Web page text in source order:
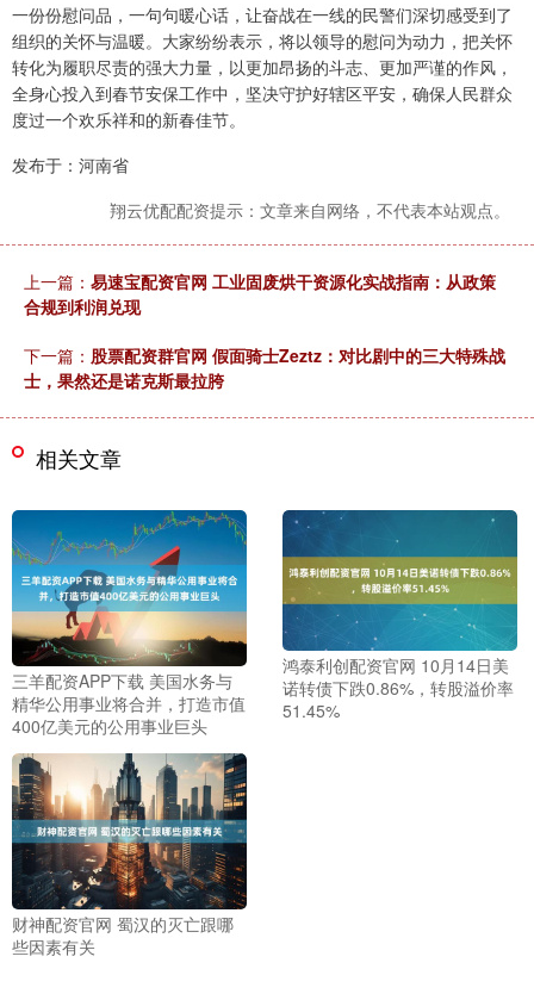
一份份慰问品，一句句暖心话，让奋战在一线的民警们深切感受到了
组织的关怀与温暖。大家纷纷表示，将以领导的慰问为动力，把关怀
转化为履职尽责的强大力量，以更加昂扬的斗志、更加严谨的作风，
全身心投入到春节安保工作中，坚决守护好辖区平安，确保人民群众
度过一个欢乐祥和的新春佳节。
发布于：河南省
翔云优配配资提示：文章来自网络，不代表本站观点。
上一篇： 易速宝配资官网 工业固废烘干资源化实战指南：从政策
合规到利润兑现
下一篇： 股票配资群官网 假面骑士Zeztz：对比剧中的三大特殊战
士，果然还是诺克斯最拉胯
相关文章
三羊配资APP下载 美国水务与
精华公用事业将合并，打造市值
400亿美元的公用事业巨头
鸿泰利创配资官网 10月14日美
诺转债下跌0.86%，转股溢价率
51.45%
财神配资官网 蜀汉的灭亡跟哪
些因素有关